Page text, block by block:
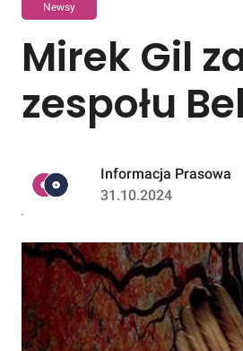
Newsy
Mirek Gil
zespołu
Informacja Prasowa
31.10.2024